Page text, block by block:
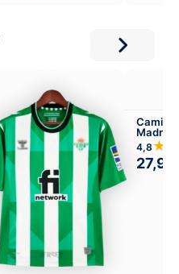
Madrid
4,8
27,99